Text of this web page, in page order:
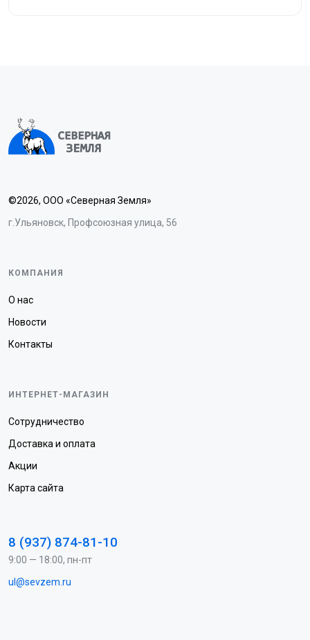
©2026, ООО «Северная Земля»
г.Ульяновск, Профсоюзная улица, 56
КОМПАНИЯ
О нас
Новости
Контакты
ИНТЕРНЕТ-МАГАЗИН
Сотрудничество
Доставка и оплата
Акции
Карта сайта
8 (937) 874-81-10
9:00 — 18:00, пн-пт
ul@sevzem.ru